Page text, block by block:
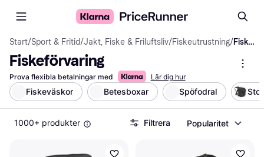
Start/Sport & Fritid/Jakt, Fiske & Friluftsliv/Fiskeutrustning/ Fiskeförvaring
Fiskeförvaring
Prova flexibla betalningar med Lär dig hur
Fiskeväskor Betesboxar Spöfodral
1000+ produkter Filtrera Popularitet